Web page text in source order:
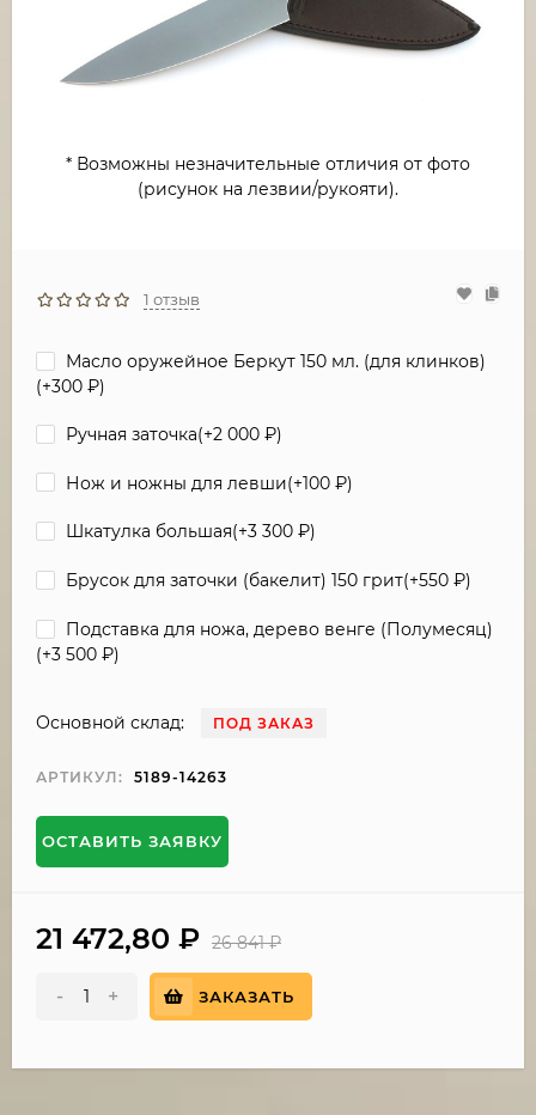
* Возможны незначительные отличия от фото
(рисунок на лезвии/рукояти).
1 отзыв
Масло оружейное Беркут 150 мл. (для клинков)
(+300 ₽)
Ручная заточка(+2 000 ₽)
Нож и ножны для левши(+100 ₽)
Шкатулка большая(+3 300 ₽)
Брусок для заточки (бакелит) 150 грит(+550 ₽)
Подставка для ножа, дерево венге (Полумесяц)
(+3 500 ₽)
Основной склад: ПОД ЗАКАЗ
АРТИКУЛ: 5189-14263
ОСТАВИТЬ ЗАЯВКУ
21 472,80 ₽ 26 841₽
- + ЗАКАЗАТЬ